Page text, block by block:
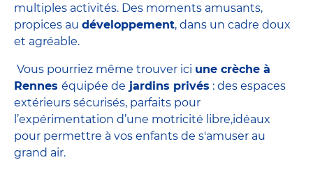
multiples activités. Des moments amusants,
propices au développement, dans un cadre doux
et agréable.
Vous pourriez même trouver ici une crèche à
Rennes équipée de jardins privés : des espaces
extérieurs sécurisés, parfaits pour
l’expérimentation d’une motricité libre,idéaux
pour permettre à vos enfants de s'amuser au
grand air.